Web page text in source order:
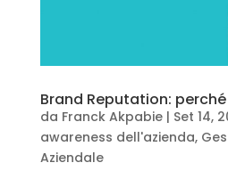
Brand Reputation:
da Franck Akpabie| Set 14,
awareness dell'azienda,
Aziendale